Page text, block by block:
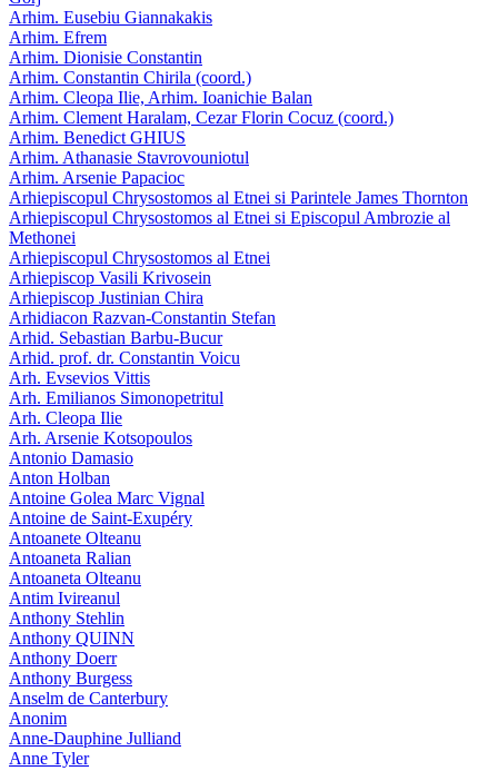
Arhim. Eusebiu Giannakakis
Arhim. Efrem
Arhim. Dionisie Constantin
Arhim. Constantin Chirila (coord.)
Arhim. Cleopa Ilie, Arhim. Ioanichie Balan
Arhim. Clement Haralam, Cezar Florin Cocuz (coord.)
Arhim. Benedict GHIUS
Arhim. Athanasie Stavrovouniotul
Arhim. Arsenie Papacioc
Arhiepiscopul Chrysostomos al Etnei si Parintele James Thornton
Arhiepiscopul Chrysostomos al Etnei si Episcopul Ambrozie al
Methonei
Arhiepiscopul Chrysostomos al Etnei
Arhiepiscop Vasili Krivosein
Arhiepiscop Justinian Chira
Arhidiacon Razvan-Constantin Stefan
Arhid. Sebastian Barbu-Bucur
Arhid. prof. dr. Constantin Voicu
Arh. Evsevios Vittis
Arh. Emilianos Simonopetritul
Arh. Cleopa Ilie
Arh. Arsenie Kotsopoulos
Antonio Damasio
Anton Holban
Antoine Golea Marc Vignal
Antoine de Saint-Exupéry
Antoanete Olteanu
Antoaneta Ralian
Antoaneta Olteanu
Antim Ivireanul
Anthony Stehlin
Anthony QUINN
Anthony Doerr
Anthony Burgess
Anselm de Canterbury
Anonim
Anne-Dauphine Julliand
Anne Tyler